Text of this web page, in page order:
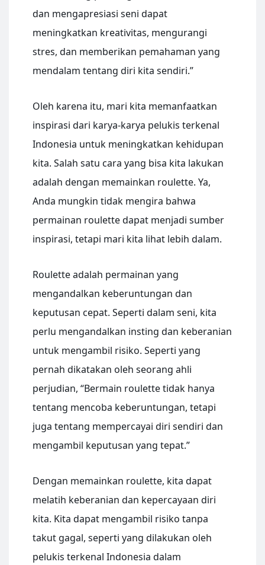
dan mengapresiasi seni dapat
meningkatkan kreativitas, mengurangi
stres, dan memberikan pemahaman yang
mendalam tentang diri kita sendiri.”
Oleh karena itu, mari kita memanfaatkan
inspirasi dari karya-karya pelukis terkenal
Indonesia untuk meningkatkan kehidupan
kita. Salah satu cara yang bisa kita lakukan
adalah dengan memainkan roulette. Ya,
Anda mungkin tidak mengira bahwa
permainan roulette dapat menjadi sumber
inspirasi, tetapi mari kita lihat lebih dalam.
Roulette adalah permainan yang
mengandalkan keberuntungan dan
keputusan cepat. Seperti dalam seni, kita
perlu mengandalkan insting dan keberanian
untuk mengambil risiko. Seperti yang
pernah dikatakan oleh seorang ahli
perjudian, “Bermain roulette tidak hanya
tentang mencoba keberuntungan, tetapi
juga tentang mempercayai diri sendiri dan
mengambil keputusan yang tepat.”
Dengan memainkan roulette, kita dapat
melatih keberanian dan kepercayaan diri
kita. Kita dapat mengambil risiko tanpa
takut gagal, seperti yang dilakukan oleh
pelukis terkenal Indonesia dalam